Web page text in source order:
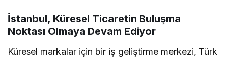
İstanbul, Küresel Ticaretin Buluşma
Noktası Olmaya Devam Ediyor
Küresel markalar için bir iş geliştirme merkezi, Türk